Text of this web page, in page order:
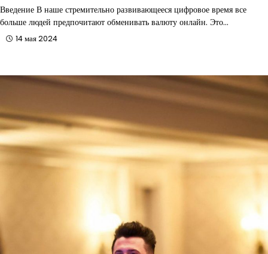
Введение В наше стремительно развивающееся цифровое время все
больше людей предпочитают обменивать валюту онлайн. Это…
14 мая 2024